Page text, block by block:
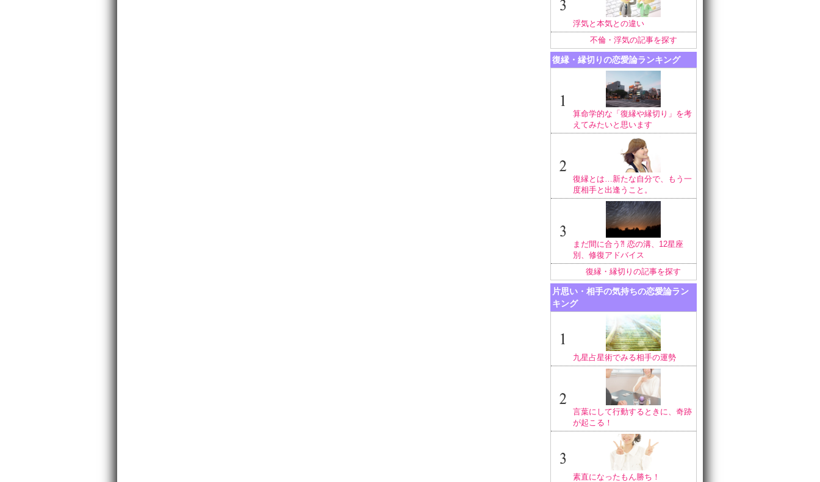
浮気と本気との違い
不倫・浮気の記事を探す
復縁・縁切りの恋愛論ランキング
算命学的な「復縁や縁切り」を考
えてみたいと思います
復縁とは…新たな自分で、もう一
度相手と出逢うこと。
まだ間に合う⁈ 恋の溝、12星座
別、修復アドバイス
復縁・縁切りの記事を探す
片思い・相手の気持ちの恋愛論ラン
キング
九星占星術でみる相手の運勢
言葉にして行動するときに、奇跡
が起こる！
素直になったもん勝ち！